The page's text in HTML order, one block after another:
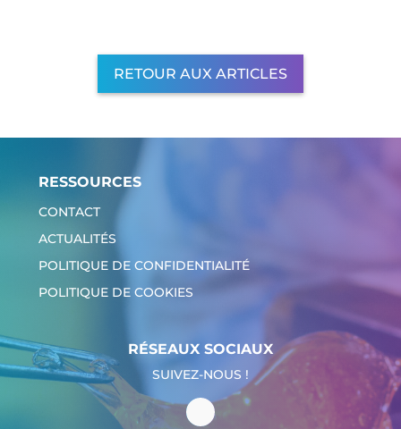
RETOUR AUX ARTICLES
RESSOURCES
CONTACT
ACTUALITÉS
POLITIQUE DE CONFIDENTIALITÉ
POLITIQUE DE COOKIES
RÉSEAUX SOCIAUX
SUIVEZ-NOUS !